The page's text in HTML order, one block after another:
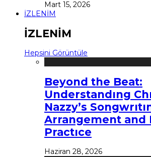
Mart 15, 2026
İZLENİM
İZLENİM
Hepsini Görüntüle
Beyond the Beat:
Understandıng
Nazzy’s
Arrangement and
Practıce
Haziran 28, 2026